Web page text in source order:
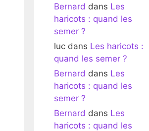
Bernard dans Les
haricots : quand les
semer ?
luc dans Les haricots :
quand les semer ?
Bernard dans Les
haricots : quand les
semer ?
Bernard dans Les
haricots : quand les